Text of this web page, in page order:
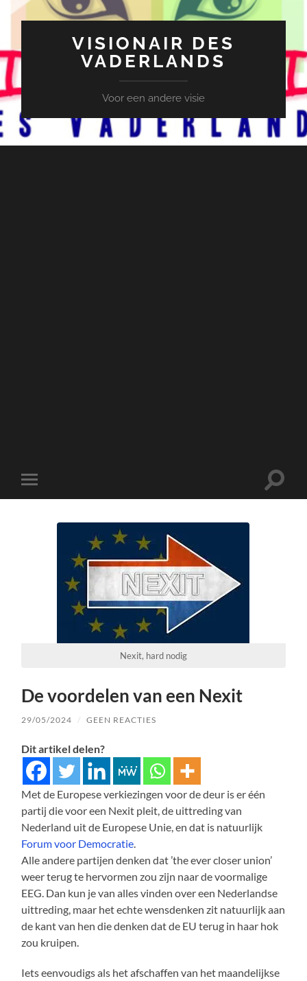
VISIONAIR DES
VADERLANDS
Voor een andere visie
Toggle
mobiel
Toggle
Nexit, hard nodig
De voordelen van een Nexit
29/05/2024 / GEEN REACTIES
Dit artikel delen?
Met de Europese verkiezingen voor de deur is er één
partij die voor een Nexit pleit, de uittreding van
Nederland uit de Europese Unie, en dat is natuurlijk
Forum voor Democratie
Alle andere partijen denken dat ’the ever closer union’
weer terug te hervormen zou zijn naar de voormalige
EEG. Dan kun je van alles vinden over een Nederlandse
uittreding, maar het echte wensdenken zit natuurlijk aan
de kant van hen die denken dat de EU terug in haar hok
zou kruipen.
Iets eenvoudigs als het afschaffen van het maandelijkse